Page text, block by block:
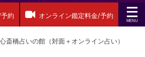
約 オンライン鑑定料金/予約
斎橋占いの館（対面＋オンライン占い）